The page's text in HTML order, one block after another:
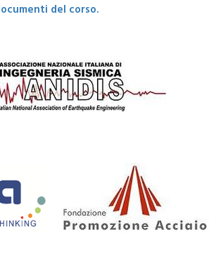
del corso.